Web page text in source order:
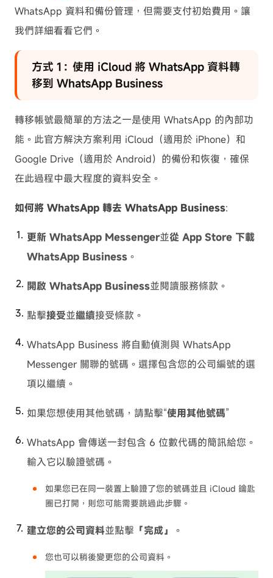
WhatsApp 資料和備份管理，但需要支付初始費用。讓
我們詳細看看它們。
方式 1：使用 iCloud 將 WhatsApp 資料轉
移到 WhatsApp Business
轉移帳號最簡單的方法之一是使用 WhatsApp 的內部功
能。此官方解決方案利用 iCloud（適用於 iPhone）和
Google Drive（適用於 Android）的備份和恢復，確保
在此過程中最大程度的資料安全。
如何將 WhatsApp 轉去 WhatsApp Business:
更新 WhatsApp Messenger並從 App Store 下載
WhatsApp Business 。
開啟 WhatsApp Business並閱讀服務條款。
點擊接受並繼續接受條款。
WhatsApp Business 將自動偵測與 WhatsApp
Messenger 關聯的號碼。選擇包含您的公司編號的選
項以繼續。
如果您想使用其他號碼，請點擊“使用其他號碼”
WhatsApp 會傳送一封包含 6 位數代碼的簡訊給您。
輸入它以驗證號碼。
如果您已在同一裝置上驗證了您的號碼並且 iCloud 鑰匙
圈已打開，則您可能需要跳過此步驟。
建立您的公司資料並點擊 「完成」 。
您也可以稍後變更您的公司資料。